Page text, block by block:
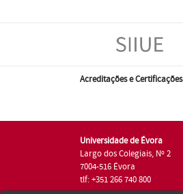
Acreditações e Certificações
Universidade de Évora
Largo dos Colegiais, Nº 2
7004-516 Évora
tlf: +351 266 740 800